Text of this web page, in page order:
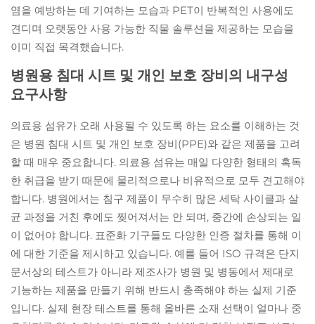
염을 예방하는 데 기여하는 모습과 PET이 반복적인 사용에도
견디며 오랫동안 사용 가능한 직물 솔루션을 제공하는 모습을
이미 직접 목격했습니다.
병원용 침대 시트 및 개인 보호 장비의 내구성
요구사항
의료용 섬유가 오래 사용될 수 있도록 하는 요소를 이해하는 것
은 병원 침대 시트 및 개인 보호 장비(PPE)와 같은 제품을 고려
할 때 매우 중요합니다. 의료용 섬유는 매일 다양한 형태의 혹독
한 취급을 받기 때문에 물리적으로나 비유적으로 모두 견고해야
합니다. 병원에서는 침구 제품이 무수히 많은 세탁 사이클과 살
균 과정을 거친 후에도 찢어져서는 안 되며, 중간에 손상되는 일
이 없어야 합니다. 표준화 기구들도 다양한 인증 절차를 통해 이
에 대한 기준을 제시하고 있습니다. 예를 들어 ISO 규격은 단지
문서상의 테스트가 아니라 제조사가 병원 및 병동에서 제대로
기능하는 제품을 만들기 위해 반드시 충족해야 하는 실제 기준
입니다. 실제 현장 테스트를 통해 올바른 소재 선택이 얼마나 중